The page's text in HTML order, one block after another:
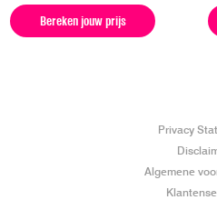
Bereken jouw prijs
Privacy
Algemene